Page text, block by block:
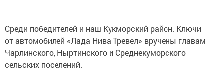
Среди победителей и наш Кукморский район. Ключи
от автомобилей «Лада Нива Тревел» вручены главам
Чарлинского, Ныртинского и Среднекуморского
сельских поселений.